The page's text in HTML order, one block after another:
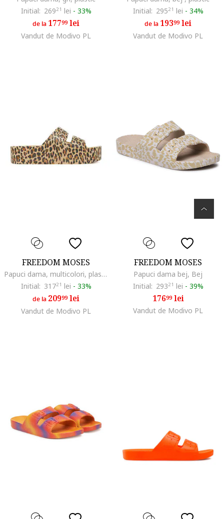
Initial: 26921 lei - 33%
de la 17799lei
Vandut de Modivo PL
Initial: 29521 lei - 34%
de la 19399lei
Vandut de Modivo PL
FREEDOM MOSES
Papuci dama, multicolori, plastic
Initial: 31721 lei - 33%
de la 20999lei
Vandut de Modivo PL
FREEDOM MOSES
Papuci dama bej, Bej
Initial: 29321 lei - 39%
17699lei
Vandut de Modivo PL